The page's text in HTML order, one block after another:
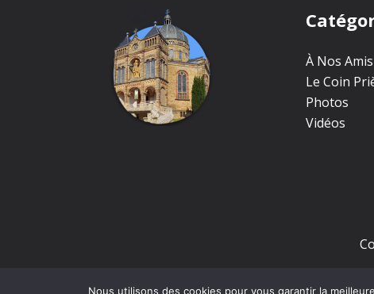
À Nos
Le Coin
Photos
Vidéos
Nous utilisons des cookies pour vous garantir la